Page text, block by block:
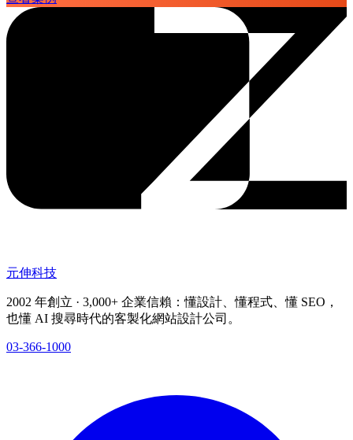
元伸科技
2002 年創立 · 3,000+ 企業信賴：懂設計、懂程式、懂 SEO，
也懂 AI 搜尋時代的客製化網站設計公司。
03-366-1000